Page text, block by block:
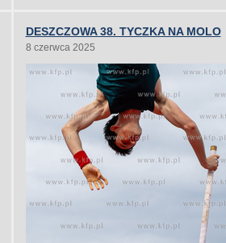
DESZCZOWA 38. TYCZKA NA MOLO
8 czerwca 2025